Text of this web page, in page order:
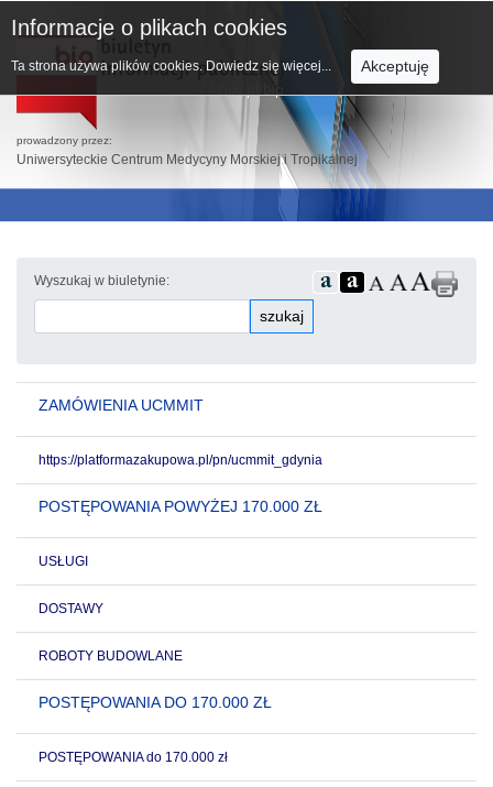
prowadzony przez:
Uniwersyteckie Centrum Medycyny Morskiej i Tropikalnej
Wyszukaj w biuletynie:
szukaj
ZAMÓWIENIA UCMMIT
https://platformazakupowa.pl/pn/ucmmit_gdynia
POSTĘPOWANIA POWYŻEJ 170.000 ZŁ
USŁUGI
DOSTAWY
ROBOTY BUDOWLANE
POSTĘPOWANIA DO 170.000 ZŁ
POSTĘPOWANIA do 170.000 zł
Informacje o plikach cookies
Ta strona używa plików cookies. Dowiedz się więcej... Akceptuję